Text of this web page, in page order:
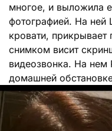
многое, и выложила
фотографией. На
кровати,
снимком висит
видеозвонка. На нем
домашней